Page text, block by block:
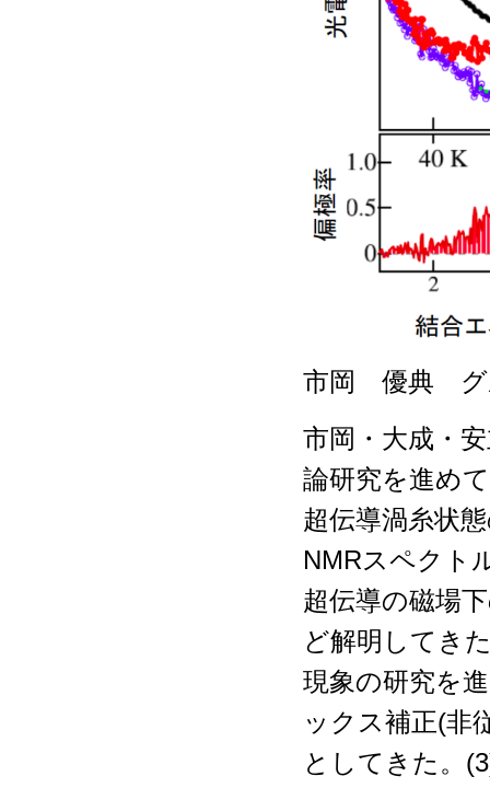
市岡 優典 グ
市岡・大成・
論研究を進め
超伝導渦糸状
NMRスペクト
超伝導の磁場
ど解明してき
現象の研究を
ックス補正(非
としてきた。